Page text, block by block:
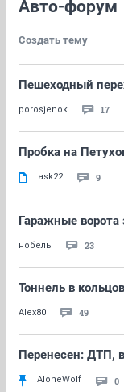
Авто-форум
Создать тему
Пешеходный
porosjenok 17
Пробка на
ask22 9
Гаражные ворота
нобель 23
Тоннель в
Alex80 49
Перенесен: ДТП,
AloneWolf 0